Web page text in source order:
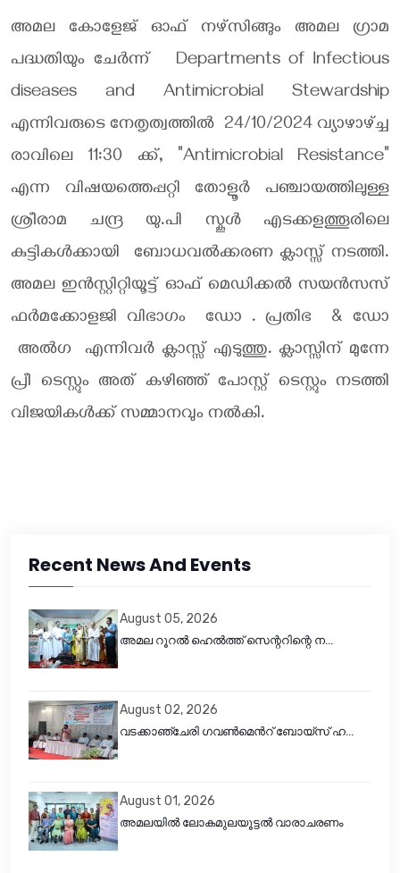
അമല കോളേജ് ഓഫ് നഴ്‌സിങ്ങും അമല ഗ്രാമ
പദ്ധതിയും ചേർന്ന് Departments of Infectious
diseases and Antimicrobial Stewardship
എന്നിവരുടെ നേതൃത്വത്തിൽ 24/10/2024 വ്യാഴാഴ്ച്ച
രാവിലെ 11:30 ക്ക്, "Antimicrobial Resistance"
എന്ന വിഷയത്തെപ്പറ്റി തോളൂർ പഞ്ചായത്തിലുള്ള
ശ്രീരാമ ചന്ദ്ര യു.പി സ്കൂൾ എടക്കളത്തൂരിലെ
കുട്ടികൾക്കായി ബോധവൽക്കരണ ക്ലാസ്സ് നടത്തി.
അമല ഇൻസ്റ്റിറ്റിയൂട്ട് ഓഫ് മെഡിക്കൽ സയൻസസ്
ഫർമക്കോളജി വിഭാഗം ഡോ . പ്രതിഭ & ഡോ
അൽഗ എന്നിവർ ക്ലാസ്സ് എടുത്തു. ക്ലാസ്സിന് മുന്നേ
പ്രീ ടെസ്റ്റും അത് കഴിഞ്ഞ് പോസ്റ്റ് ടെസ്റ്റും നടത്തി
വിജയികൾക്ക് സമ്മാനവും നൽകി.
Recent News And Events
August 05, 2026
അമല റൂറൽ ഹെൽത്ത് സെന്ററിന്റെ ന...
August 02, 2026
വടക്കാഞ്ചേരി ഗവൺമെൻറ് ബോയ്സ് ഹ...
August 01, 2026
അമലയിൽ ലോകമുലയൂട്ടൽ വാരാചരണം